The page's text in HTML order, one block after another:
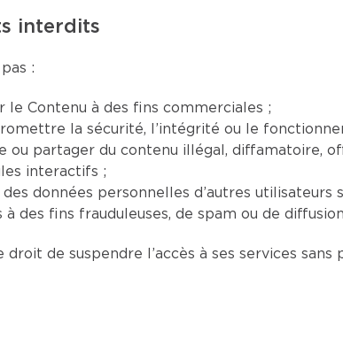
interdits
:
le Contenu à des fins commerciales ;
la sécurité, l’intégrité ou le
ou partager du contenu illégal, diffamatoire,
interactifs ;
données personnelles d’autres utilisateurs
des fins frauduleuses, de spam ou de
droit de suspendre l’accès à ses services